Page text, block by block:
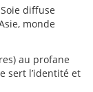
diffuse
monde
au profane
sert l’identité et